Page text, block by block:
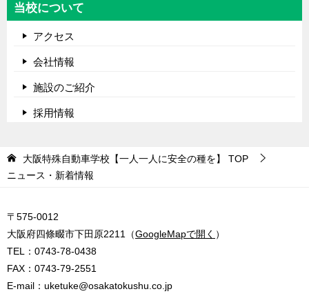
当校について
アクセス
会社情報
施設のご紹介
採用情報
大阪特殊自動車学校【一人一人に安全の種を】
TOP
ニュース・新着情報
〒575-0012
大阪府四條畷市下田原2211（GoogleMapで開く ）
TEL： 0743-78-0438
FAX：0743-79-2551
E-mail： uketuke@osakatokushu.co.jp